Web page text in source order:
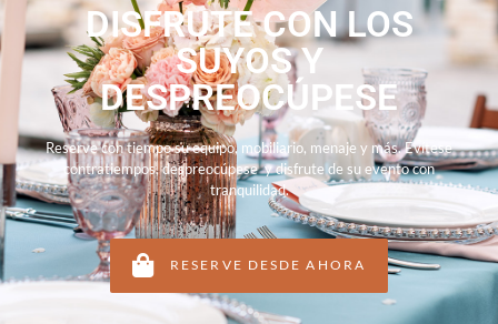
DISFRUTE CON LOS
SUYOS Y
DESPREOCÚPESE
Reserve con tiempo su equipo, mobiliario, menaje y más. Evítese
contratiempos, despreocúpese y disfrute de su evento con
tranquilidad.
RESERVE DESDE AHORA